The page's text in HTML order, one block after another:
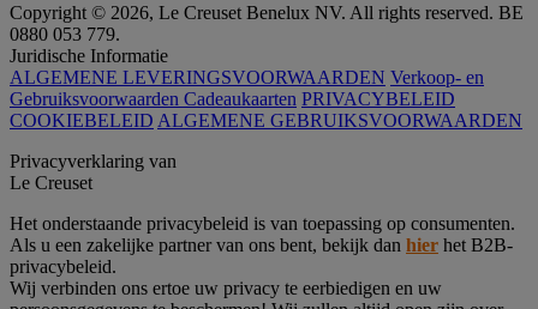
Copyright © 2026, Le Creuset Benelux NV. All rights reserved. BE
0880 053 779.
Juridische Informatie
ALGEMENE LEVERINGSVOORWAARDEN Verkoop- en
Gebruiksvoorwaarden Cadeaukaarten PRIVACYBELEID
COOKIEBELEID ALGEMENE GEBRUIKSVOORWAARDEN
Privacyverklaring van
Le Creuset
Het onderstaande privacybeleid is van toepassing op consumenten.
Als u een zakelijke partner van ons bent, bekijk dan hier het B2B-
privacybeleid.
Wij verbinden ons ertoe uw privacy te eerbiedigen en uw